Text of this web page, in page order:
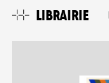
LIBRAIRIE